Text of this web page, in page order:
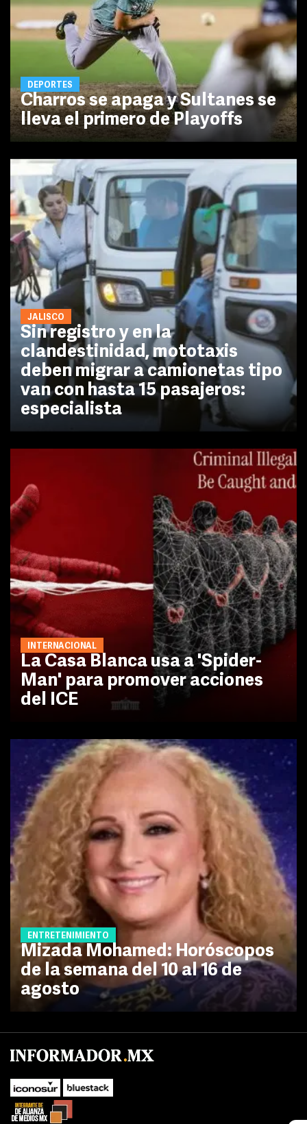
DEPORTES
Charros se apaga y Sultanes se
lleva el primero de Playoffs
JALISCO
Sin registro y en la
clandestinidad, mototaxis
deben migrar a camionetas tipo
van con hasta 15 pasajeros:
especialista
INTERNACIONAL
La Casa Blanca usa a 'Spider-
Man' para promover acciones
del ICE
ENTRETENIMIENTO
Mizada Mohamed: Horóscopos
de la semana del 10 al 16 de
agosto